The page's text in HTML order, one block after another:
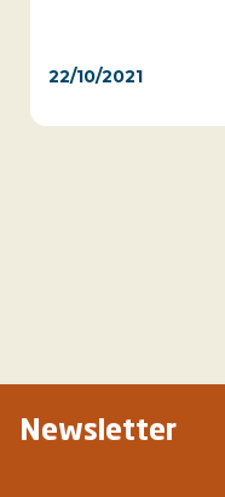
22/10/2021
Newsletter